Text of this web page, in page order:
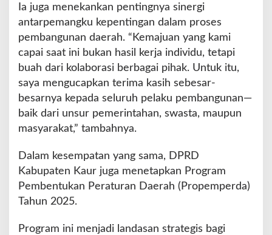
a
2
0
2
Ia juga menekankan pentingnya sinergi
antarpemangku kepentingan dalam proses
pembangunan daerah. “Kemajuan yang kami
capai saat ini bukan hasil kerja individu, tetapi
buah dari kolaborasi berbagai pihak. Untuk itu,
saya mengucapkan terima kasih sebesar-
besarnya kepada seluruh pelaku pembangunan—
baik dari unsur pemerintahan, swasta, maupun
masyarakat,” tambahnya.
Dalam kesempatan yang sama, DPRD
Kabupaten Kaur juga menetapkan Program
Pembentukan Peraturan Daerah (Propemperda)
Tahun 2025.
Program ini menjadi landasan strategis bagi